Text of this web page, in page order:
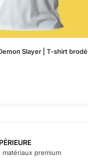
Slayer | T-shirt brodé
premium